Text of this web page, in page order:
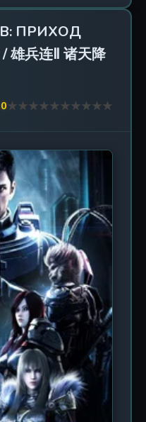
первую
адаптироваться к
где
Сериал
экзоскелеты и
человеческой
Во
акцент смещается
тактическое
создать
ресурсы и
выживших.
Oriental Creative
китайским
боев,
и мрачной
углубляется в
тайны
из 13 эпизодов
погружает
опасности, где
близких становятся
постапокалипсиса
выживания,
и неожиданные
дней 2»
ПРИХОД
兵连Ⅱ 诸天降
★★★★★★★★★★